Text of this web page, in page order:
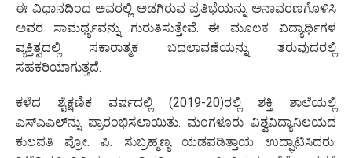
ಈ ವಿಧಾನದಿಂದ ಅವರಲ್ಲಿ ಅಡಗಿರುವ ಪ್ರತಿಭೆಯನ್ನು ಅನಾವರಣಗೊಳಿಸಿ
ಅವರ ಸಾಮರ್ಥ್ಯವನ್ನು ಗುರುತಿಸುತ್ತೇವೆ. ಈ ಮೂಲಕ ವಿದ್ಯಾರ್ಥಿಗಳ
ವ್ಯಕ್ತಿತ್ವದಲ್ಲಿ ಸಕಾರಾತ್ಮಕ ಬದಲಾವಣೆಯನ್ನು ತರುವುದರಲ್ಲಿ
ಸಹಕರಿಯಾಗುತ್ತದೆ.
ಕಳೆದ ಶೈಕ್ಷಣಿಕ ವರ್ಷದಲ್ಲಿ (2019-20)ರಲ್ಲಿ ಶಕ್ತಿ ಶಾಲೆಯಲ್ಲಿ
ಎಸ್‌ಎಎಲ್‌ನ್ನು ಪ್ರಾರಂಭಿಸಲಾಯಿತು. ಮಂಗಳೂರು ವಿಶ್ವವಿದ್ಯಾನಿಲಯದ
ಕುಲಪತಿ ಪ್ರೋ. ಪಿ. ಸುಬ್ರಹ್ಮಣ್ಯ ಯಡಪಡಿತ್ತಾಯ ಉದ್ಘಾಟಿಸಿದರು.